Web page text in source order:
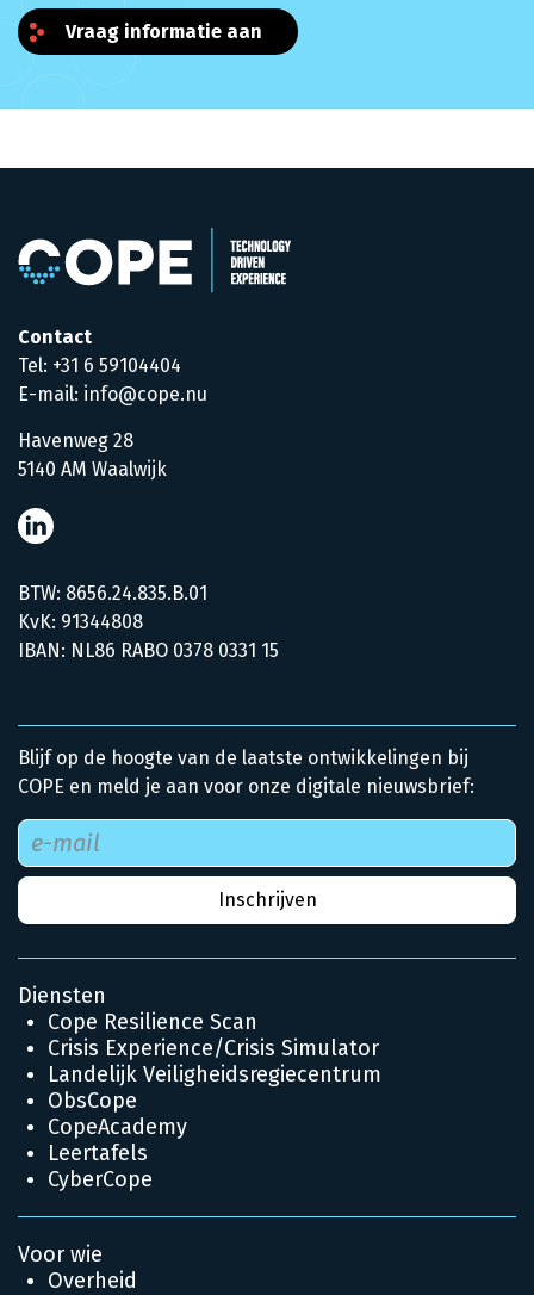
Vraag informatie aan
Contact
Tel: +31 6 59104404
E-mail: info@cope.nu
Havenweg 28
5140 AM Waalwijk
BTW: 8656.24.835.B.01
KvK: 91344808
IBAN: NL86 RABO 0378 0331 15
Blijf op de hoogte van de laatste ontwikkelingen bij
COPE en meld je aan voor onze digitale nieuwsbrief:
Diensten
Cope Resilience Scan
Crisis Experience/Crisis Simulator
Landelijk Veiligheidsregiecentrum
ObsCope
CopeAcademy
Leertafels
CyberCope
Voor wie
Overheid